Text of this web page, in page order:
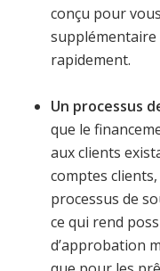
conçu pour
supplémentaire
rapidement.
Un processus
que le
aux clients
comptes
processus de
ce qui rend
d’approbation